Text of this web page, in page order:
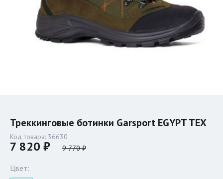
Треккинговые ботинки Garsport EGYPT TEX
Код товара: 36630
7 820 ₽ 9 770 ₽
Цвет: